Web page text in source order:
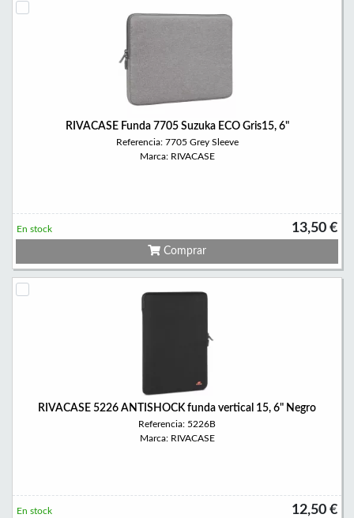
RIVACASE Funda 7705 Suzuka ECO Gris15, 6"
Referencia: 7705 Grey Sleeve
Marca: RIVACASE
13,50 €
En stock
Comprar
RIVACASE 5226 ANTISHOCK funda vertical 15, 6" Negro
Referencia: 5226B
Marca: RIVACASE
12,50 €
En stock